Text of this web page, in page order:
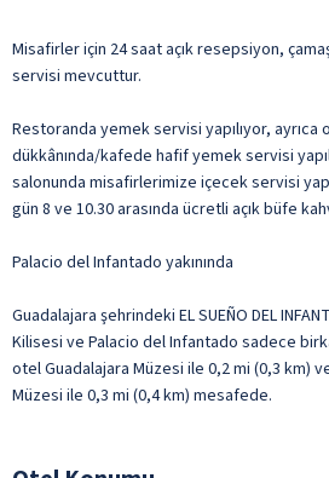
Misafirler için 24 saat açık resepsiyon,
servisi mevcuttur.
Restoranda yemek servisi yapılıyor, ayrıca
dükkânında/kafede hafif yemek servisi
salonunda misafirlerimize içecek servisi
gün 8 ve 10.30 arasında ücretli açık büfe
Palacio del Infantado yakınında
Guadalajara şehrindeki EL SUEÑO DEL
Kilisesi ve Palacio del Infantado sadece
otel Guadalajara Müzesi ile 0,2 mi (0,3 km)
Müzesi ile 0,3 mi (0,4 km) mesafede.